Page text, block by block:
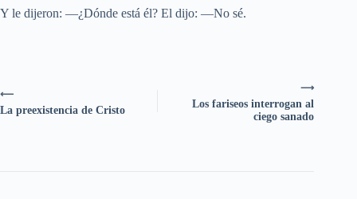
Y le dijeron: —¿Dónde está él? El dijo: —No sé.
⟶
Los fariseos interrogan al
ciego sanado
⟵
La preexistencia de Cristo